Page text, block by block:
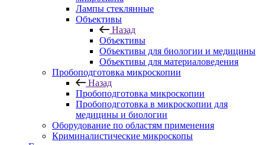
Лампы стеклянные
Объективы
Назад
Объективы
Объективы для биологии и медицины
Объективы для материаловедения
Пробоподготовка микроскопии
Назад
Пробоподготовка микроскопии
Пробоподготовка в микроскопии для
медицины и биологии
Оборудование по областям применения
Криминалистические микроскопы